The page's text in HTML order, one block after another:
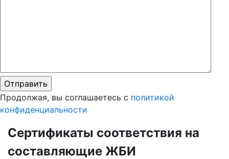
Продолжая, вы соглашаетесь с политикой
конфиденциальности
Сертификаты соответствия на
составляющие ЖБИ